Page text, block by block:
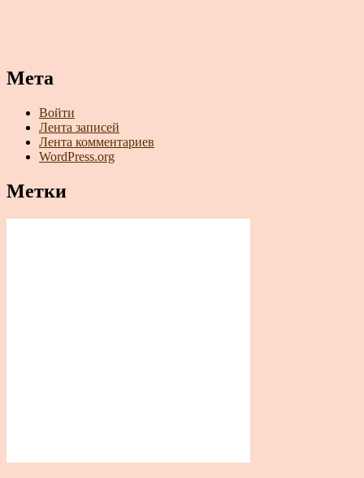
Мета
Войти
Лента записей
Лента комментариев
WordPress.org
Метки